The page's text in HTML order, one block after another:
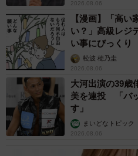
その理由とは…？
竹中 友一（
2026.08.06
誰も求めていな
な挨拶」や「お
やめられない理
まいどなデータ
2026.08.06
自転車通行可の
中、小学生とあ
法違反でしょ」
説】長澤 芳子